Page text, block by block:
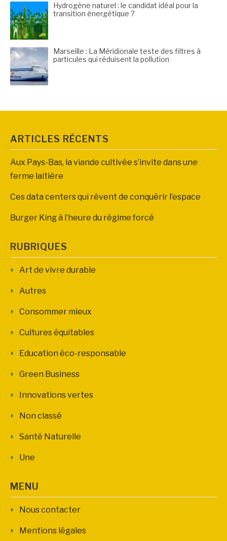
Hydrogène naturel : le candidat idéal pour la
transition énergétique ?
Marseille : La Méridionale teste des filtres à
particules qui réduisent la pollution
ARTICLES RÉCENTS
Aux Pays-Bas, la viande cultivée s’invite dans une
ferme laitière
Ces data centers qui rêvent de conquérir l’espace
Burger King à l’heure du régime forcé
RUBRIQUES
Art de vivre durable
Autres
Consommer mieux
Cultures équitables
Education éco-responsable
Green Business
Innovations vertes
Non classé
Santé Naturelle
Une
MENU
Nous contacter
Mentions légales